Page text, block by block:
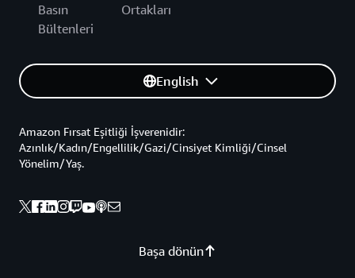
Basın
Bültenleri
Ortakları
English
Başa dönün
Amazon Fırsat Eşitliği İşverenidir:
Azınlık/Kadın/Engellilik/Gazi/Cinsiyet Kimliği/Cinsel
Yönelim/Yaş.